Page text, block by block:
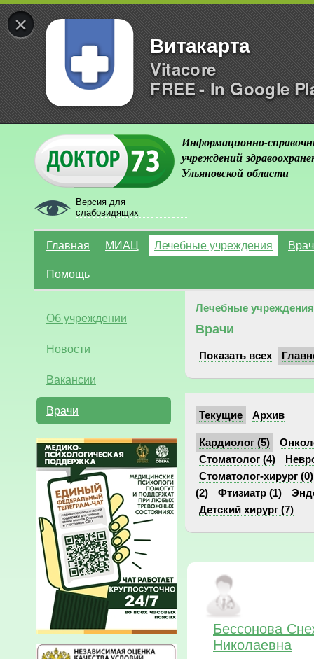
×
Витакарта
Vitacore
FREE - In Google
Версия для
слабовидящих
Информационно-
учреждений
Ульяновской области
Главная МИАЦ Лечебные учреждения
Помощь
Об учреждении
Новости
Вакансии
Врачи
Лечебные учреждения
Врачи
Показать всех
Текущие Архив
Кардиолог (5)
Стоматолог (4)
Стоматолог-хирург (0)
(2)
Фтизиатр (1)
Детский хирург (7)
Бессонова
Николаевна